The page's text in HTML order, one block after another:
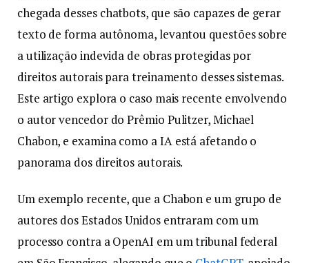
chegada desses chatbots, que são capazes de gerar
texto de forma autônoma, levantou questões sobre
a utilização indevida de obras protegidas por
direitos autorais para treinamento desses sistemas.
Este artigo explora o caso mais recente envolvendo
o autor vencedor do Prêmio Pulitzer, Michael
Chabon, e examina como a IA está afetando o
panorama dos direitos autorais.
Um exemplo recente, que a Chabon e um grupo de
autores dos Estados Unidos entraram com um
processo contra a OpenAI em um tribunal federal